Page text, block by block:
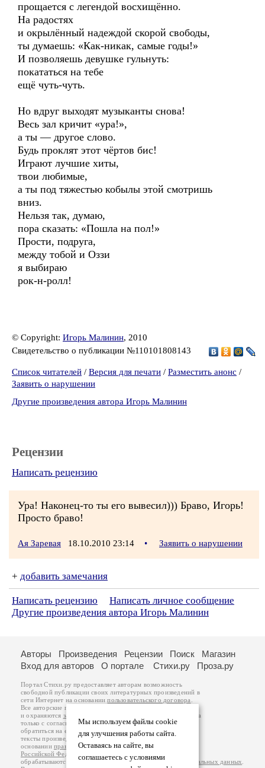
прощается с легендой восхищённо.
На радостях
и окрылённый надеждой скорой свободы,
ты думаешь: «Как-никак, самые годы!»
И позволяешь девушке гульнуть:
покататься на тебе
ещё чуть-чуть.
Но вдруг выходят музыканты снова!
Весь зал кричит «ура!»,
а ты — другое слово.
Будь проклят этот чёртов бис!
Играют лучшие хиты,
твои любимые,
а ты под тяжестью кобылы этой смотришь
вниз.
Нельзя так, думаю,
пора сказать: «Пошла на пол!»
Прости, подруга,
между тобой и Оззи
я выбираю
рок-н-ролл!
© Copyright: Игорь Малинин, 2010
Свидетельство о публикации №110101808143
Список читателей / Версия для печати / Разместить анонс /
Заявить о нарушении
Другие произведения автора Игорь Малинин
Рецензии
Написать рецензию
Ура! Наконец-то ты его вывесил))) Браво, Игорь!
Просто браво!
Ая Заревая 18.10.2010 23:14 • Заявить о нарушении
+ добавить замечания
Написать рецензию
Написать личное сообщение
Другие произведения автора Игорь Малинин
Мы используем файлы cookie
для улучшения работы сайта.
Оставаясь на сайте, вы
соглашаетесь с условиями
Авторы Произведения Рецензии Поиск
Магазин
Вход для авторов
О портале Стихи.ру Проза.ру
Портал Стихи.ру предоставляет авторам возможность
свободной публикации своих литературных произведений в
сети Интернет на основаниипользовательского договора
Все авторские права на произведения принадлежат авторам
и охраняются законом
. Перепечатка произведений возможна
только с согласия его автора, к которому вы можете
обратиться на его авторской странице. Ответственность за
тексты произведений авторы несут самостоятельно на
основанииправил публикацииизаконодательства
Российской Федерации
обрабатываются на основанииПолитики обработки персональных данных